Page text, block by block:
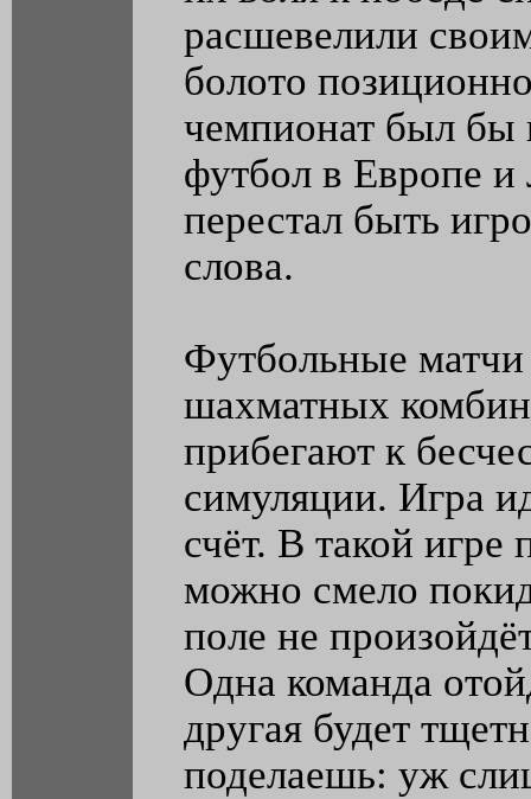
расшевелили
болото
чемпионат был бы
футбол в Европе
перестал быть
слова.
Футбольные матчи
шахматных
прибегают к
симуляции. Игра
счёт. В такой игре
можно смело
поле не
Одна команда
другая будет
поделаешь: уж